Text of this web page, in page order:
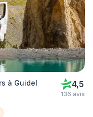
à Guidel 4,5
136 avis